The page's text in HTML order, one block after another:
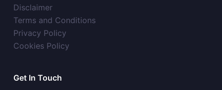
Disclaimer
Terms and Conditions
Privacy Policy
Cookies Policy
Get In Touch